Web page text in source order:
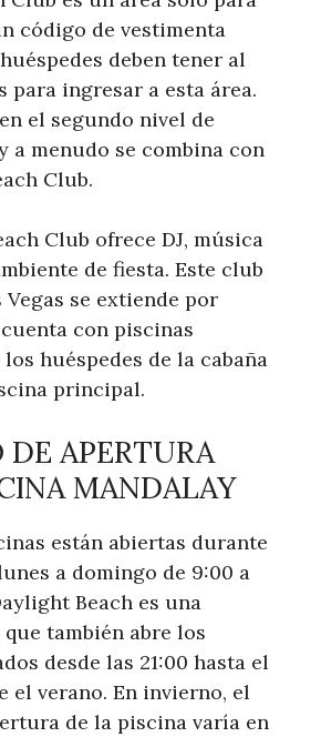
código de vestimenta
deben tener al
para ingresar a esta área.
el segundo nivel de
a menudo se combina con
Club.
Club ofrece DJ, música
de fiesta. Este club
se extiende por
con piscinas
huéspedes de la cabaña
principal.
DE APERTURA
MANDALAY
están abiertas durante
a domingo de 9:00 a
Beach es una
también abre los
desde las 21:00 hasta el
el verano. En invierno, el
de la piscina varía en